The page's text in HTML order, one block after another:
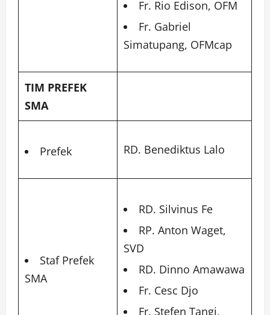
Fr. Rio Edison, OFM
Fr. Gabriel
Simatupang, OFMcap
TIM PREFEK
SMA
Prefek RD. Benediktus Lalo
Staf Prefek
SMA
RD. Silvinus Fe
RP. Anton Waget,
SVD
RD. Dinno Amawawa
Fr. Cesc Djo
Fr. Stefen Tangi,